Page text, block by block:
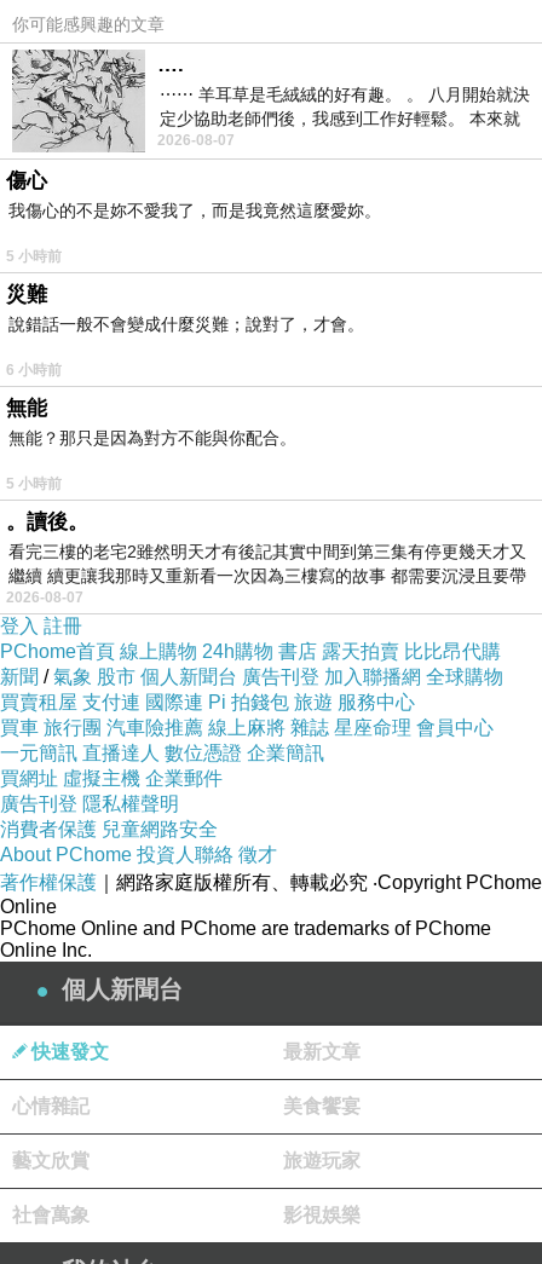
們仍然擁有不被量產化的精神選項可以選擇，我
們有能力寫下非量產型的個性作品，展演並活出
獨特的人生風景。
這就是我每星期批閱近百篇作文，還始終樂
此不疲的關鍵魔法。每一個作文題目都藏了一個
豐富多元的世界，由或大或小的孩子們驚豔演
示。最喜歡紅筆在作文簿上跳起藤蔓圈圈舞的飛
揚時刻，那一句句被圈圈繞繞的佳句，很能夠取
悅、療癒我，縱使再多的作文簿洶湧壓境而來，
我也不怕，我知道這裡頭一直有星亮的光閃閃爍
曾經深刻觸動我的燦亮作文取材與原文。有很多
帶著既驚喜卻又不那麼篤定的心情提問：「這是
他自己寫的嗎？」連家長都百思不得其解孩子為
何會有這麼驚人的轉變，我卻清清楚楚看見改變
的關鍵力量在於信任與自由。當我交付他們如何
掌握住寫作的關鍵元素「內容、結構、修辭」之
後，接下來便是停止過度的引導和干預，我選擇
信任孩子會寫出有創意、有特色、能展現個人風
格的作品，信任即使大家都寫同一個題目，也會
有千百萬種不同的取材角度、論述觀點、深邃延
伸與體悟。也唯有足夠的信任，才能創造無限的
寫作自由，當然這種自由可不是毫無節制的縱恣
發展，它必須禁得起眾人的檢視，它必須具有存
在的意義與價值。整本《滿級分作文煉金術》便
是基於這樣的教學理念，書寫而成。
很喜歡
型女子的人生組裝記》，發現這齣劇和台灣的
謀而合，根本像是專程宣揚108課綱精神而打造
的廣告劇啊！劇中女主角璃子是個朝九晚五上班
族，上司一個口令，她便一個動作，一有空總是
滑手機看社群寵物萌照，最在意今天午餐要吃什
麼，可說是一個平凡無奇的量產型女子。直到她
因好奇走進矢島模型店（自發），意外愛上組裝
模型的世界後，開始有滋有味地過著看似平淡，
你可能感興趣的文章
….
⋯⋯ 羊耳草是毛絨絨的好有趣。 。 八月開始就決
定少協助老師們後，我感到工作好輕鬆。 本來就
不是我的工作啊。 真
2026-08-07
傷心
我傷心的不是妳不愛我了，而是我竟然這麼愛妳。
5 小時前
災難
說錯話一般不會變成什麼災難；說對了，才會。
6 小時前
無能
無能？那只是因為對方不能與你配合。
5 小時前
。讀後。
看完三樓的老宅2雖然明天才有後記其實中間到第三集有停更幾天才又
繼續 續更讓我那時又重新看一次因為三樓寫的故事 都需要沉浸且要帶
有
2026-08-07
登入 註冊
PChome首頁 線上購物 24h購物 書店 露天拍賣 比比昂代購
新聞 /氣象 股市 個人新聞台 廣告刊登 加入聯播網 全球購物
買賣租屋 支付連 國際連 Pi 拍錢包 旅遊 服務中心
買車 旅行團 汽車險推薦 線上麻將 雜誌 星座命理 會員中心
一元簡訊 直播達人 數位憑證 企業簡訊
買網址 虛擬主機 企業郵件
廣告刊登 隱私權聲明
消費者保護 兒童網路安全
About PChome 投資人聯絡 徵才
著作權保護 ｜網路家庭版權所有、轉載必究 ‧Copyright PChome
Online
PChome Online and PChome are trademarks of PChome
Online Inc.
個人新聞台
快速發文 最新文章
心情雜記 美食饗宴
藝文欣賞 旅遊玩家
社會萬象 影視娛樂